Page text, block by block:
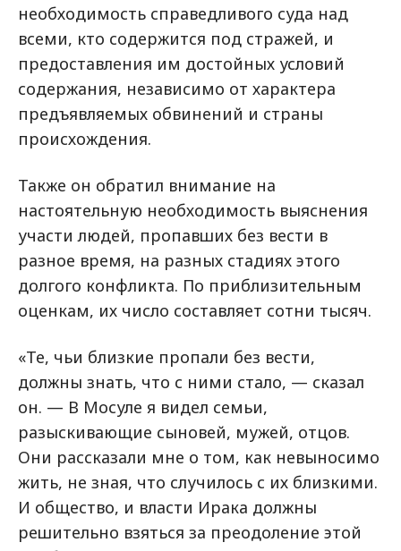
необходимость справедливого суда над
всеми, кто содержится под стражей, и
предоставления им достойных условий
содержания, независимо от характера
предъявляемых обвинений и страны
происхождения.
Также он обратил внимание на
настоятельную необходимость выяснения
участи людей, пропавших без вести в
разное время, на разных стадиях этого
долгого конфликта. По приблизительным
оценкам, их число составляет сотни тысяч.
«Те, чьи близкие пропали без вести,
должны знать, что с ними стало, — сказал
он. — В Мосуле я видел семьи,
разыскивающие сыновей, мужей, отцов.
Они рассказали мне о том, как невыносимо
жить, не зная, что случилось с их близкими.
И общество, и власти Ирака должны
решительно взяться за преодоление этой